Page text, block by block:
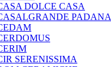
DOLCE CASA
PADANA
SERENISSIMA